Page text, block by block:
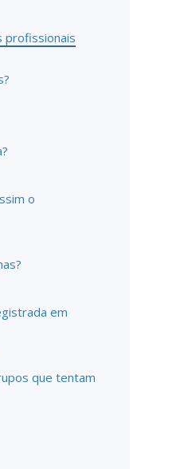
profissionais
o
em
que tentam